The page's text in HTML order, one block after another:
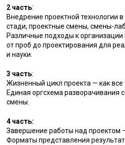
2 часть:
Внедрение проектной технологии
стади, проектные смены, смены-
Различные подходы к организации
от проб до проектирования для
и науки.
3 часть:
Жизненный цикл проекта — как все
Единая оргсхема разворачивания
смены.
4 часть:
Завершение работы над проектом
Форматы представления